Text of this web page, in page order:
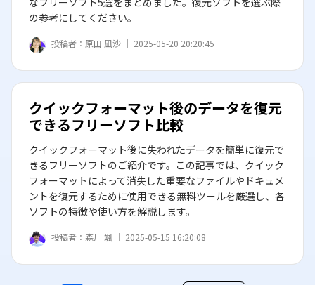
の参考にしてください。
投稿者： 原田 凪沙 ｜ 2025-05-20 20:20:45
クイックフォーマット後のデータを復元
できるフリーソフト比較
クイックフォーマット後に失われたデータを簡単に復元で
きるフリーソフトのご紹介です。この記事では、クイック
フォーマットによって消失した重要なファイルやドキュメ
ントを復元するために使用できる無料ツールを厳選し、各
ソフトの特徴や使い方を解説します。
投稿者： 森川 颯 ｜ 2025-05-15 16:20:08